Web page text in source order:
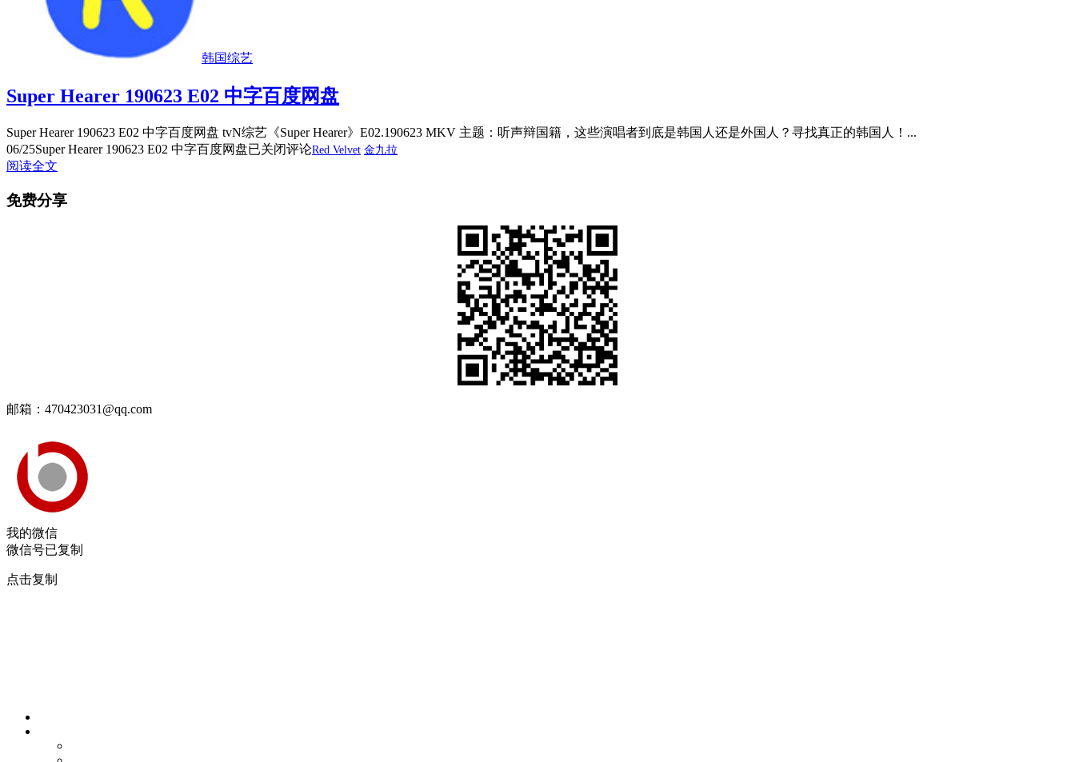
韩国综艺
Super Hearer 190623 E02 中字百度网盘
Super Hearer 190623 E02 中字百度网盘 tvN综艺《Super Hearer》E02.190623 MKV 主题：听声辩国籍，这些演唱者到底是韩国人还是外国人？寻找真正的韩国人！...
06/25Super Hearer 190623 E02 中字百度网盘已关闭评论Red Velvet 金九拉
阅读全文
免费分享
邮箱：470423031@qq.com
我的微信
微信号已复制
点击复制